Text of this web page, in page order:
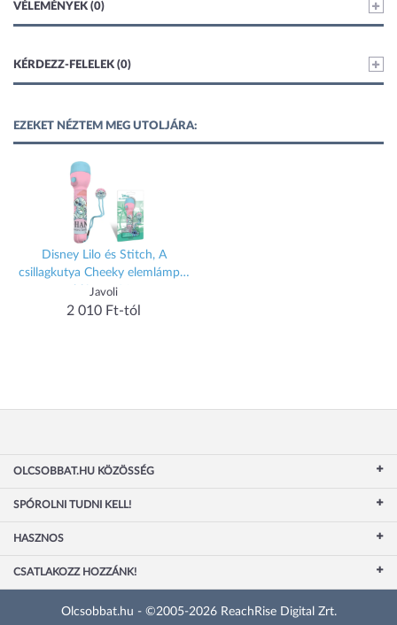
VÉLEMÉNYEK (0)
KÉRDEZZ-FELELEK (0)
EZEKET NÉZTEM MEG UTOLJÁRA:
Disney Lilo és Stitch, A
csillagkutya Cheeky elemlámpa,
zseblámpa 21 cm
Javoli
2 010 Ft-tól
OLCSOBBAT.HU KÖZÖSSÉG
SPÓROLNI TUDNI KELL!
HASZNOS
CSATLAKOZZ HOZZÁNK!
Olcsobbat.hu - ©2005-2026 ReachRise Digital Zrt.